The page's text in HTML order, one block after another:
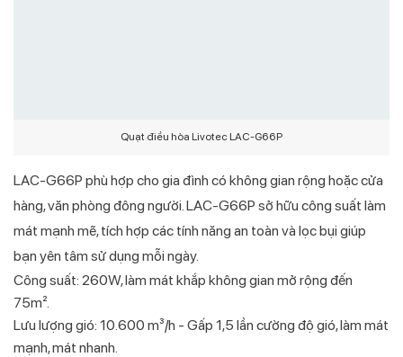
Quạt điều hòa Livotec LAC-G66P
LAC-G66P phù hợp cho gia đình có không gian rộng hoặc cửa
hàng, văn phòng đông người. LAC-G66P sở hữu công suất làm
mát mạnh mẽ, tích hợp các tính năng an toàn và lọc bụi giúp
bạn yên tâm sử dụng mỗi ngày.
Công suất: 260W, làm mát khắp không gian mở rộng đến
75m².
Lưu lượng gió: 10.600 m³/h - Gấp 1,5 lần cường độ gió, làm mát
mạnh, mát nhanh.